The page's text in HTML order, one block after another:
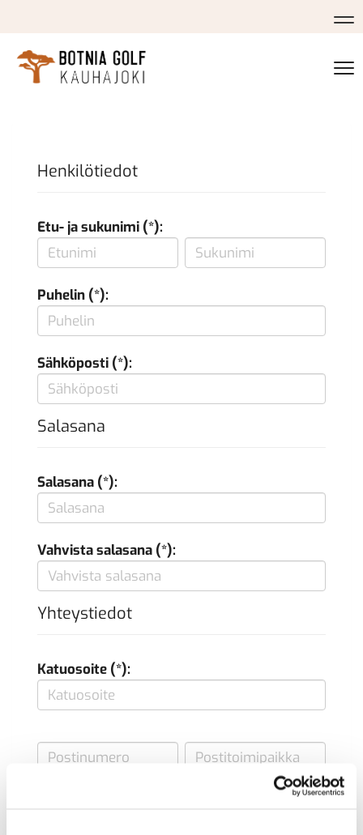
Henkilötiedot
Etu- ja sukunimi (*):
Puhelin (*):
Sähköposti (*):
Salasana
Salasana (*):
Vahvista salasana (*):
Yhteystiedot
Katuosoite (*):